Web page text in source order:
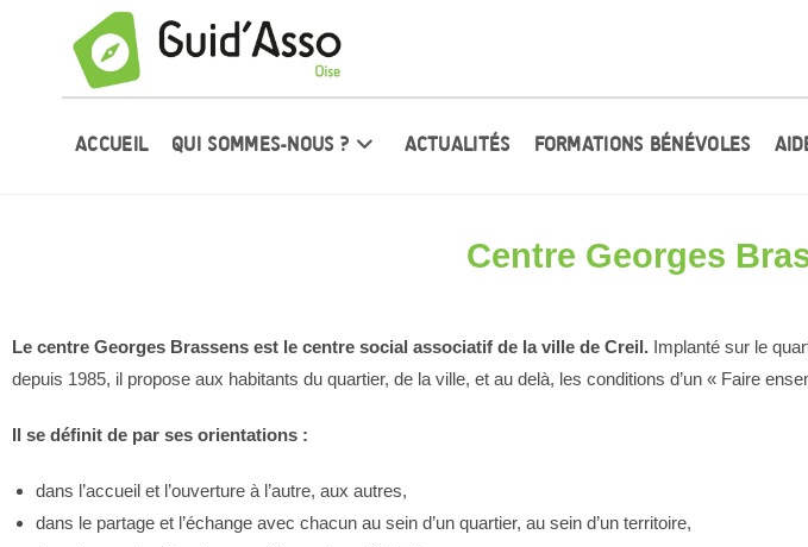
ACCUEIL QUI SOMMES-NOUS ? ACTUALITÉS FORMATIONS BÉNÉVOLES
Centre Georges
Le centre Georges Brassens est le centre social associatif de la ville de Creil. Implanté sur le
depuis 1985, il propose aux habitants du quartier, de la ville, et au delà, les conditions d’un « Faire
Il se définit de par ses orientations :
dans l’accueil et l’ouverture à l’autre, aux autres,
dans le partage et l’échange avec chacun au sein d’un quartier, au sein d’un territoire,